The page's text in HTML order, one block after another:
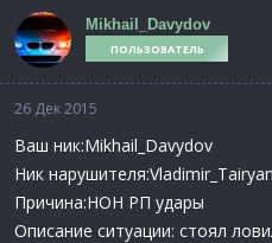
е
м
ы
а
л
Mikhail_Davydov
ПОЛЬЗОВАТЕЛЬ
26 Дек 2015
Ваш ник:Mikhail_Davydov
Ник нарушителя:Vladimir_Tairyan
Причина:НОН РП удары
Описание ситуации: стоял